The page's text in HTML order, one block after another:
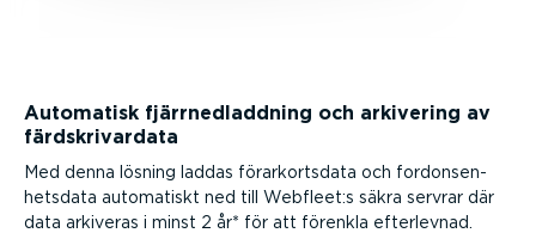
Automatisk fjärr­ned­laddning och arkivering av
färdskri­vardata
Med denna lösning laddas förar­kortsdata och fordon­sen­
hetsdata automatiskt ned till Webfleet:s säkra servrar där
data arkiveras i minst 2 år* för att förenkla efterlevnad.